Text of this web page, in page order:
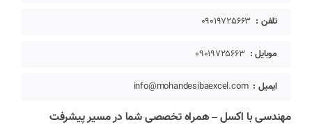
تلفن : 09019725663
موبایل : 09019725663
ایمیل : info@mohandesibaexcel.com
مهندسی با اکسل – همراه تخصصی شما در مسیر پیشرفت